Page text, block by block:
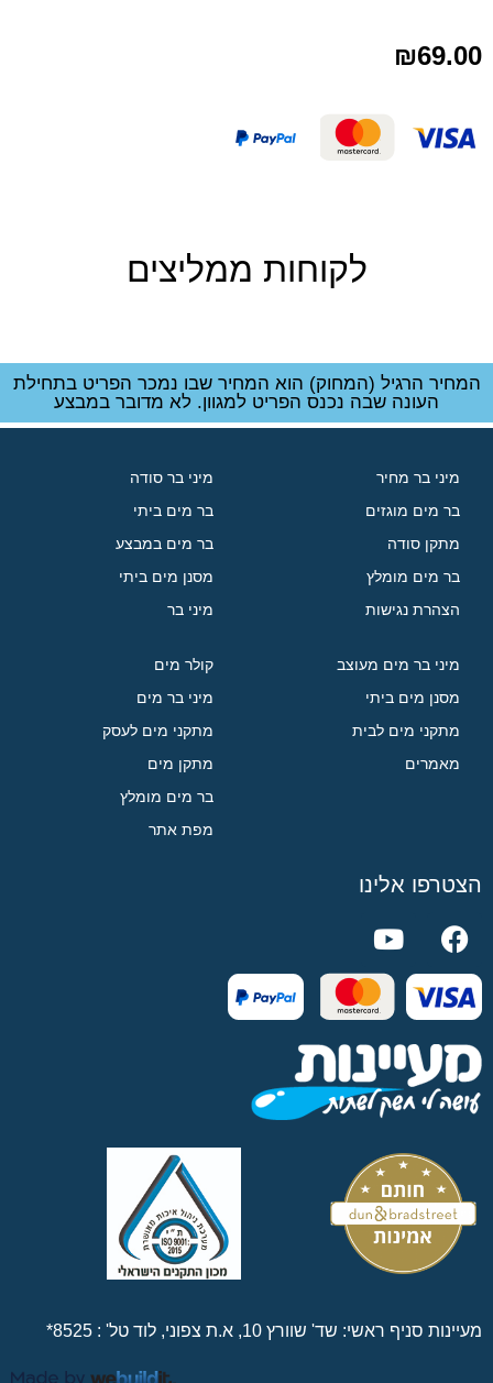
₪69.00
לקוחות ממליצים
המחיר הרגיל (המחוק) הוא המחיר שבו נמכר הפריט בתחילת
העונה שבה נכנס הפריט למגוון. לא מדובר במבצע
מיני בר מחיר
בר מים מוגזים
מתקן סודה
בר מים מומלץ
הצהרת נגישות
מיני בר סודה
בר מים ביתי
בר מים במבצע
מסנן מים ביתי
מיני בר
מיני בר מים מעוצב
מסנן מים ביתי
מתקני מים לבית
מאמרים
קולר מים
מיני בר מים
מתקני מים לעסק
מתקן מים
בר מים מומלץ
מפת אתר
הצטרפו אלינו
מעיינות סניף ראשי: שד' שוורץ 10, א.ת צפוני, לוד טל' : 8525*